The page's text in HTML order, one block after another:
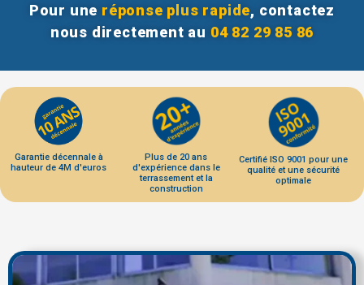
Pour une réponse plus rapide, contactez
nous directement au 04 82 29 85 86
Garantie décennale à
hauteur de 4M d'euros
Plus de 20 ans
d'expérience dans le
terrassement et la
construction
Certifié ISO 9001 pour une
qualité et une sécurité
optimale